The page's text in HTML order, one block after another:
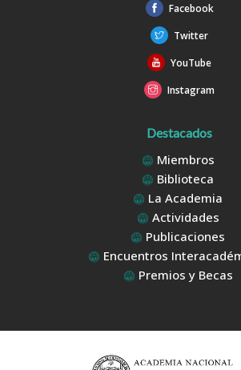
Facebook
Twitter
YouTube
Instagram
Destacados
Miembros
Biblioteca
La Academia
Actividades
Publicaciones
Encuentros
Premios y Becas